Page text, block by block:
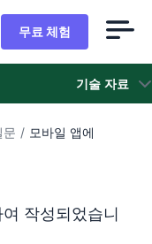
무료 체험
기술 자료
문 / 모바일 앱에
여 영어를 번역한 것
작성되었습니